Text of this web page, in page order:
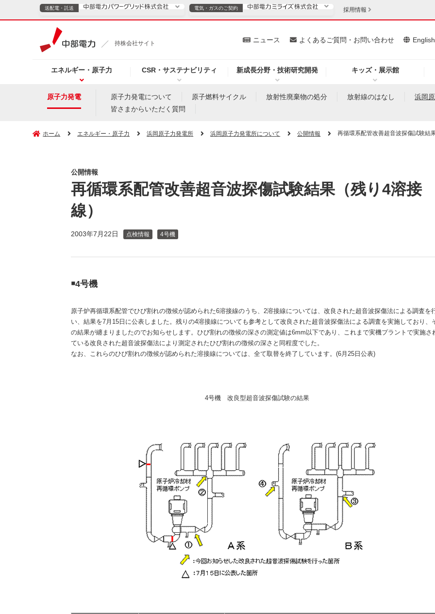
持株会社サイト
エネルギー・原子力 CSR・サステナビリティ 新成長分野・技術研究開発 キッズ・展示館
ニュース よくあるご質問・お問い合わせ English
送配電・託送
（新しいウィンドウを開きます）
電気・ガスのご契約
電気・ガスのご契約
プレスリリース（新しいウィンドウを開きます）
採用情報
原子力発電 原子力発電について 原子燃料サイクル 放射性廃棄物の処分 放射線のはなし
浜岡
皆さまからいただく質問
ホーム エネルギー・原子力 浜岡原子力発電所 浜岡原子力発電所について 公開情報 再循環系配管改善超音波探傷試験結
公開情報
再循環系配管改善超音波探傷試験結果（残り4溶接
線）
2003年7月22日 点検情報 4号機
￭4号機
原子炉再循環系配管でひび割れの徴候が認められた6溶接線のうち、2溶接線については、改良された超音波探傷法による調査を
い、結果を7月15日に公表しました。残りの4溶接線についても参考として改良された超音波探傷法による調査を実施しており、
の結果が纏まりましたのでお知らせします。ひび割れの徴候の深さの測定値は6mm以下であり、これまで実機プラントで実施さ
ている改良された超音波探傷法により測定されたひび割れの徴候の深さと同程度でした。
なお、これらのひび割れの徴候が認められた溶接線については、全て取替を終了しています。(6月25日公表)
4号機 改良型超音波探傷試験の結果